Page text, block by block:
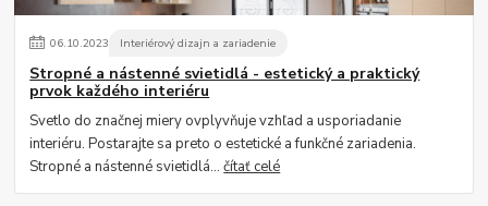
06.10.2023 Interiérový dizajn a zariadenie
Stropné a nástenné svietidlá - estetický a praktický
prvok každého interiéru
Svetlo do značnej miery ovplyvňuje vzhľad a usporiadanie
interiéru. Postarajte sa preto o estetické a funkčné zariadenia.
Stropné a nástenné svietidlá...čítať celé